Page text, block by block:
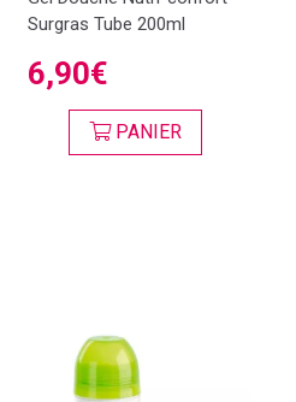
Surgras Tube 200ml
6,90€
PANIER